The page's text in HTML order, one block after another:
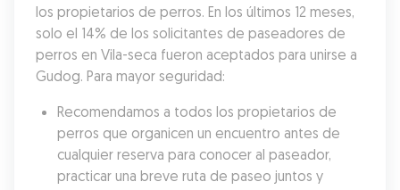
los propietarios de perros. En los últimos 12 meses,
solo el 14% de los solicitantes de paseadores de
perros en Vila-seca fueron aceptados para unirse a
Gudog. Para mayor seguridad:
Recomendamos a todos los propietarios de
perros que organicen un encuentro antes de
cualquier reserva para conocer al paseador,
practicar una breve ruta de paseo juntos y